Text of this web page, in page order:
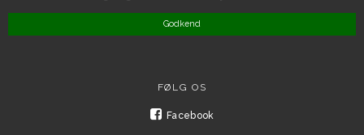
Godkend
FØLG OS
Facebook